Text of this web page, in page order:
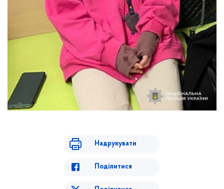
Надрукувати
Поділитися